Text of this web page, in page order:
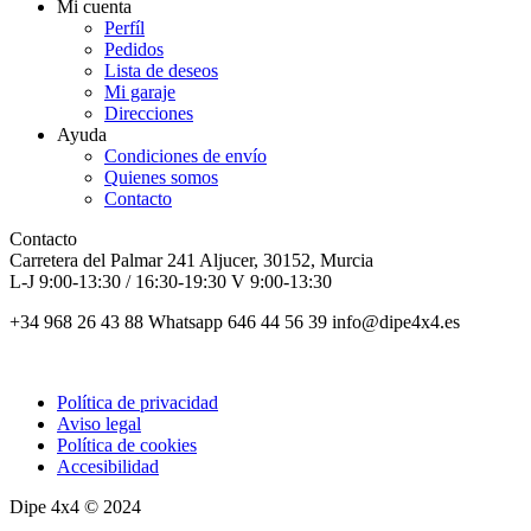
Mi cuenta
Perfíl
Pedidos
Lista de deseos
Mi garaje
Direcciones
Ayuda
Condiciones de envío
Quienes somos
Contacto
Contacto
Carretera del Palmar 241 Aljucer, 30152, Murcia
L-J 9:00-13:30 / 16:30-19:30 V 9:00-13:30
+34 968 26 43 88 Whatsapp 646 44 56 39 info@dipe4x4.es
Política de privacidad
Aviso legal
Política de cookies
Accesibilidad
Dipe 4x4 © 2024